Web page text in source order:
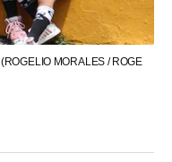
(ROGELIO MORALES / ROGE